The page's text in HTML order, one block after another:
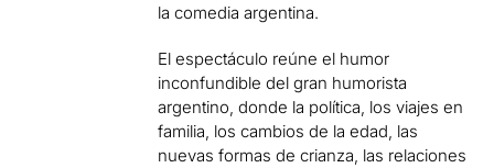
la comedia argentina.
El espectáculo reúne el humor
inconfundible del gran humorista
argentino, donde la política, los viajes en
familia, los cambios de la edad, las
nuevas formas de crianza, las relaciones